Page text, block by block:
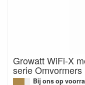
Growatt WiFi-X
serie Omvormers
Bij ons op